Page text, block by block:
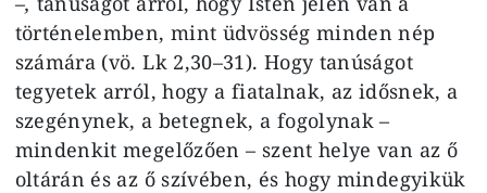
történelemben, mint üdvösség minden nép
számára (vö. Lk 2,30–31). Hogy tanúságot
tegyetek arról, hogy a fiatalnak, az idősnek, a
szegénynek, a betegnek, a fogolynak –
mindenkit megelőzően – szent helye van az ő
oltárán és az ő szívében, és hogy mindegyikük